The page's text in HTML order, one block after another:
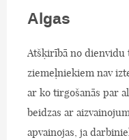
Algas
Atšķirībā no dienvidu
ziemeļniekiem nav
ar ko tirgošanās par
beidzas ar
apvainojas, ja